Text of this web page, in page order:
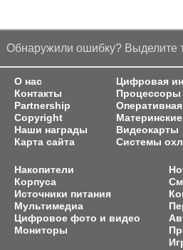
Обнаружили ошибку? Выделите
О нас
Контакты
Partnership
Copyright
Наши награды
Карта сайта
Цифровая
Процессоры
Видеокарты
Системы
Накопители
Корпуса
Источники питания
Мультимедиа
Цифровое фото и видео
Мониторы